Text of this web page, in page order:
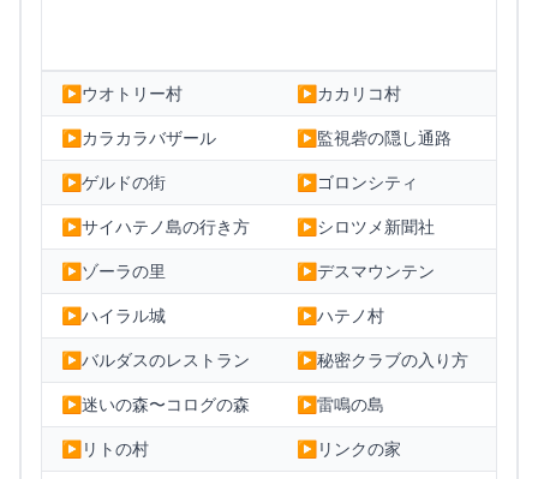
▶ウオトリー村
▶カカリコ村
▶カラカラバザール
▶監視砦の隠し通路
▶ゲルドの街
▶ゴロンシティ
▶サイハテノ島の行き方
▶シロツメ新聞社
▶ゾーラの里
▶デスマウンテン
▶ハイラル城
▶ハテノ村
▶バルダスのレストラン
▶秘密クラブの入り方
▶迷いの森〜コログの森
▶雷鳴の島
▶リトの村
▶リンクの家